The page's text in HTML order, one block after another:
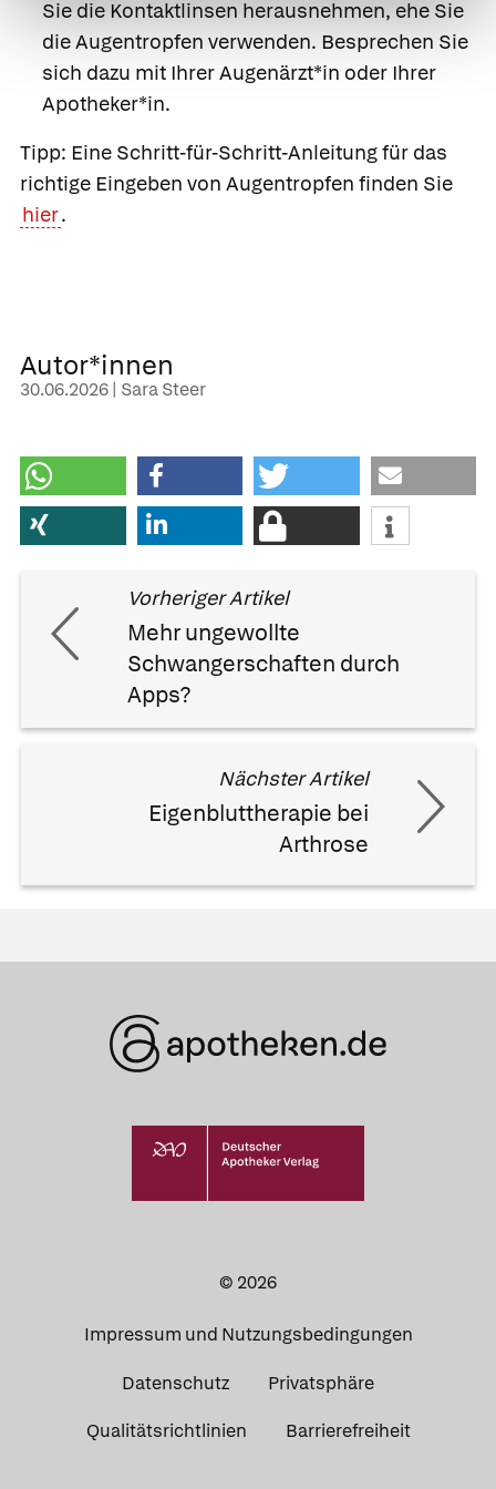
Sie die Kontaktlinsen herausnehmen, ehe Sie
die Augentropfen verwenden. Besprechen Sie
sich dazu mit Ihrer Augenärzt*in oder Ihrer
Apotheker*in.
Tipp: Eine Schritt-für-Schritt-Anleitung für das
richtige Eingeben von Augentropfen finden Sie
hier.
Autor*innen
30.06.2026 | Sara Steer
Vorheriger Artikel
Mehr ungewollte
Schwangerschaften durch
Apps?
Nächster Artikel
Eigenbluttherapie bei
Arthrose
© 2026
Impressum und Nutzungsbedingungen
Datenschutz Privatsphäre
Qualitätsrichtlinien Barrierefreiheit